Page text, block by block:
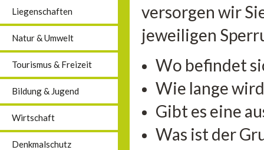
Liegenschaften
Natur & Umwelt
Tourismus & Freizeit
Bildung & Jugend
Wirtschaft
Denkmalschutz
versorgen wir
jeweiligen
Wo befindet
Wie lange
Gibt es eine
Was ist der